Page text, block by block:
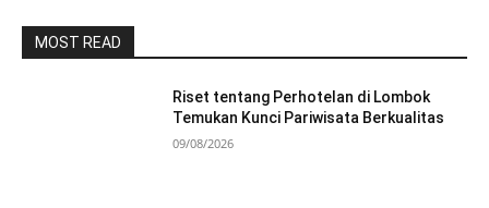
MOST READ
Riset tentang Perhotelan di Lombok
Temukan Kunci Pariwisata Berkualitas
09/08/2026